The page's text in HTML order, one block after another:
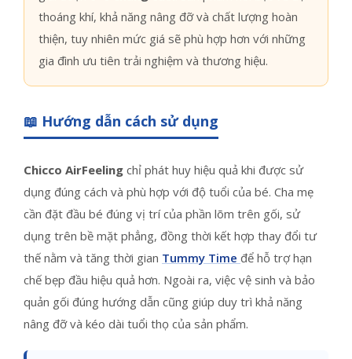
thoáng khí, khả năng nâng đỡ và chất lượng hoàn
thiện, tuy nhiên mức giá sẽ phù hợp hơn với những
gia đình ưu tiên trải nghiệm và thương hiệu.
📖 Hướng dẫn cách sử dụng
Chicco AirFeeling chỉ phát huy hiệu quả khi được sử
dụng đúng cách và phù hợp với độ tuổi của bé. Cha mẹ
cần đặt đầu bé đúng vị trí của phần lõm trên gối, sử
dụng trên bề mặt phẳng, đồng thời kết hợp thay đổi tư
thế nằm và tăng thời gian Tummy Time để hỗ trợ hạn
chế bẹp đầu hiệu quả hơn. Ngoài ra, việc vệ sinh và bảo
quản gối đúng hướng dẫn cũng giúp duy trì khả năng
nâng đỡ và kéo dài tuổi thọ của sản phẩm.